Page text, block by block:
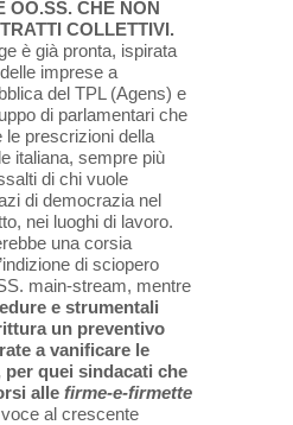
OO.SS. CHE NON
COLLETTIVI.
è già pronta, ispirata
imprese a
del TPL (Agens) e
di parlamentari che
le prescrizioni della
italiana, sempre più
di chi vuole
di democrazia nel
nei luoghi di lavoro.
una corsia
di sciopero
main-stream, mentre
e strumentali
un preventivo
a vanificare le
quei sindacati che
alle firme-e-firmette
al crescente